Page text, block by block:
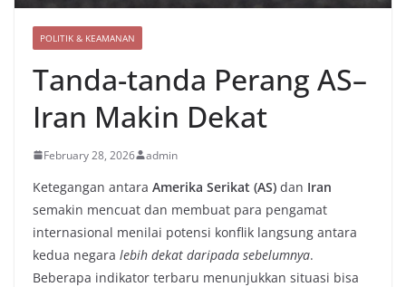
POLITIK & KEAMANAN
Tanda-tanda Perang AS–
Iran Makin Dekat
February 28, 2026 admin
Ketegangan antara Amerika Serikat (AS) dan Iran
semakin mencuat dan membuat para pengamat
internasional menilai potensi konflik langsung antara
kedua negara lebih dekat daripada sebelumnya.
Beberapa indikator terbaru menunjukkan situasi bisa